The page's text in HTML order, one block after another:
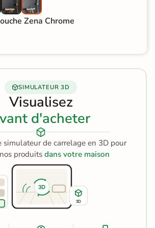
Zena Chrome
SIMULATEUR 3D
Visualisez
d'acheter
simulateur de carrelage en 3D pour
produits dans votre maison
3D
3D